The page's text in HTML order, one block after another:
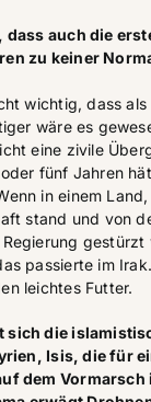
dass auch die
zu keiner
wichtig, dass als
wäre es
eine zivile
fünf Jahren
in einem
stand und von
passierte im
leichtes Futter.
sich die
Isis, die für
dem Vormarsch